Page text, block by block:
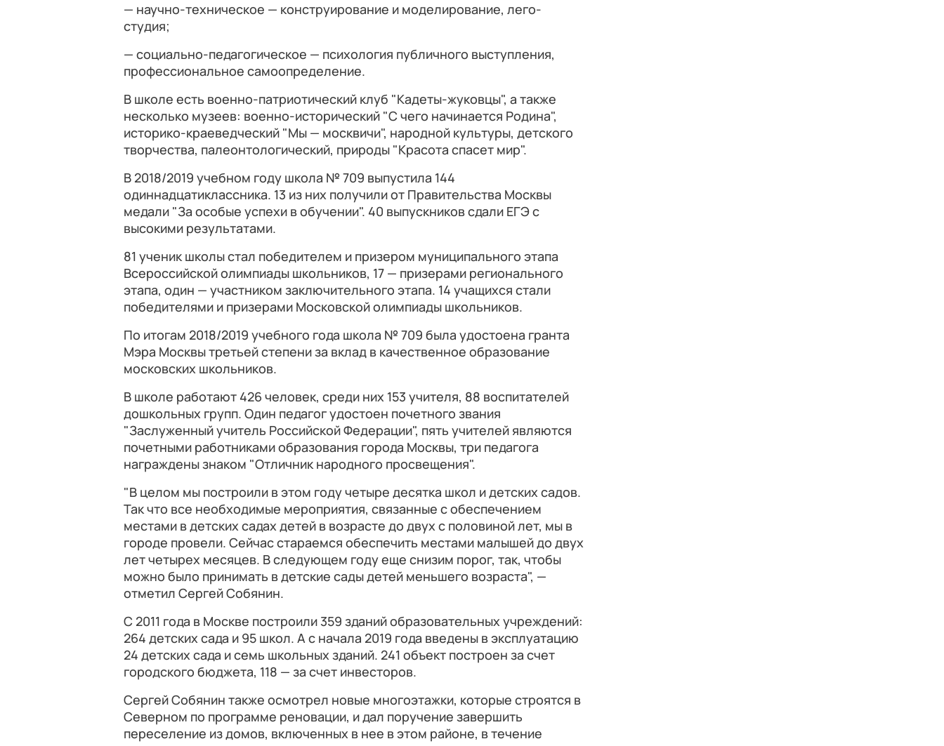
— научно-техническое — конструирование и моделирование, лего-
студия;
— социально-педагогическое — психология публичного выступления,
профессиональное самоопределение.
В школе есть военно-патриотический клуб "Кадеты-жуковцы", а также
несколько музеев: военно-исторический "С чего начинается Родина",
историко-краеведческий "Мы — москвичи", народной культуры, детского
творчества, палеонтологический, природы "Красота спасет мир".
В 2018/2019 учебном году школа № 709 выпустила 144
одиннадцатиклассника. 13 из них получили от Правительства Москвы
медали "За особые успехи в обучении". 40 выпускников сдали ЕГЭ с
высокими результатами.
81 ученик школы стал победителем и призером муниципального этапа
Всероссийской олимпиады школьников, 17 — призерами регионального
этапа, один — участником заключительного этапа. 14 учащихся стали
победителями и призерами Московской олимпиады школьников.
По итогам 2018/2019 учебного года школа № 709 была удостоена гранта
Мэра Москвы третьей степени за вклад в качественное образование
московских школьников.
В школе работают 426 человек, среди них 153 учителя, 88 воспитателей
дошкольных групп. Один педагог удостоен почетного звания
"Заслуженный учитель Российской Федерации", пять учителей являются
почетными работниками образования города Москвы, три педагога
награждены знаком "Отличник народного просвещения".
"В целом мы построили в этом году четыре десятка школ и детских садов.
Так что все необходимые мероприятия, связанные с обеспечением
местами в детских садах детей в возрасте до двух с половиной лет, мы в
городе провели. Сейчас стараемся обеспечить местами малышей до двух
лет четырех месяцев. В следующем году еще снизим порог, так, чтобы
можно было принимать в детские сады детей меньшего возраста", —
отметил Сергей Собянин.
С 2011 года в Москве построили 359 зданий образовательных учреждений:
264 детских сада и 95 школ. А с начала 2019 года введены в эксплуатацию
24 детских сада и семь школьных зданий. 241 объект построен за счет
городского бюджета, 118 — за счет инвесторов.
Сергей Собянин также осмотрел новые многоэтажки, которые строятся в
Северном по программе реновации, и дал поручение завершить
переселение из домов, включенных в нее в этом районе, в течение